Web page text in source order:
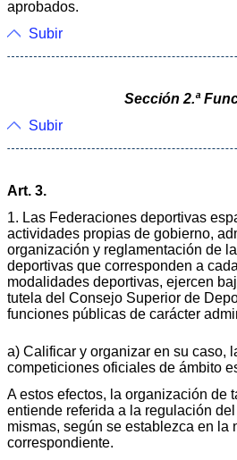
aprobados.
Subir
Sección 2.ª
Subir
Art. 3.
1. Las Federaciones deportivas
actividades propias de gobierno,
organización y reglamentación de
deportivas que corresponden a
modalidades deportivas, ejercen
tutela del Consejo Superior de
funciones públicas de carácter
a) Calificar y organizar en su caso,
competiciones oficiales de ámbito
A estos efectos, la organización de
entiende referida a la regulación
mismas, según se establezca en la
correspondiente.